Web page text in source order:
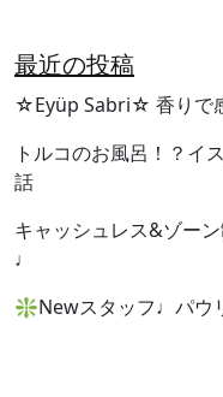
最近の投稿
☆Eyüp Sabri☆ 香りで
トルコのお風呂！？イ
話
キャッシュレス&ゾー
♩
❇︎Newスタッフ♩パウ